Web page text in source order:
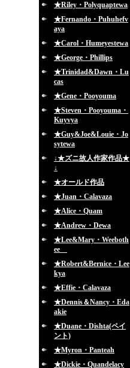
★Riley・Polyquaptewa
★Fernando・Puhuhefv
aya
★Carol・Humeyestewa
★George・Phillips
★Trinidad&Dawn・Lu
cas
★Gene・Pooyouma
★Steven・Pooyouma・
Kuyvya
★Guy&Joe&Louie・Jo
sytewa
↓★ズニ故人作家作品★
↓
★オールド作品
★Juan・Calavaza
★Alice・Quam
★Andrew・Dewa
★Lee&Mary・Weeboth
ee
★Robert&Bernice・Lee
kya
★Effie・Calavaza
★Dennis＆Nancy・Eda
akie
★Duane・Dishta(ペイ
ント)
★Myron・Panteah
★Dickie・Quandelacy